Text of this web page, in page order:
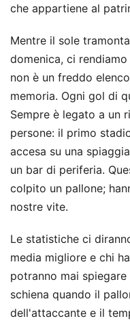
che appartiene al
Mentre il sole
domenica, ci
non è un freddo
memoria. Ogni gol di
Sempre è legato a un
persone: il primo
accesa su una
un bar di periferia.
colpito un pallone;
nostre vite.
Le statistiche ci
media migliore e chi
potranno mai
schiena quando il
dell'attaccante e il